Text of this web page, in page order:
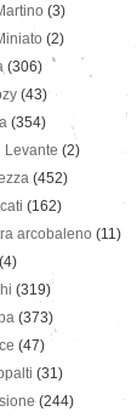
(3)
(2)
(306)
(43)
(354)
Levante (2)
(452)
(162)
arcobaleno (11)
(4)
(319)
(373)
(47)
(31)
(244)